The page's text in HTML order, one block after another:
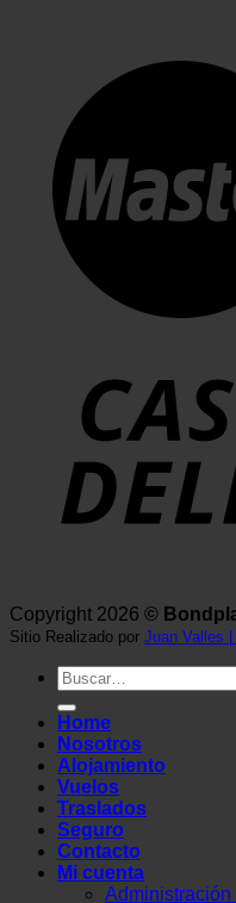
Copyright 2026 ©
Sitio Realizado por Juan Valles
Buscar
por:
Home
Nosotros
Alojamiento
Vuelos
Traslados
Seguro
Contacto
Mi cuenta